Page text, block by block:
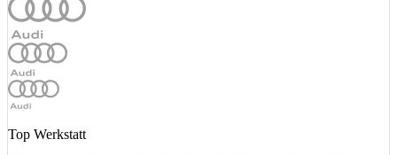
Top Werkstatt